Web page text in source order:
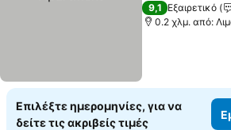
9,1 Εξαιρετικό
0.2 χλμ. από:
Επιλέξτε ημερομηνίες, για να
δείτε τις ακριβείς τιμές